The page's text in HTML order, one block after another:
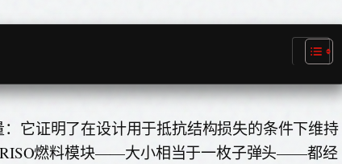
它证明了在设计用于抵抗结构损失的条件下维持
燃料模块——大小相当于一枚子弹头——都经